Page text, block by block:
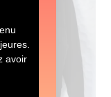
avoir